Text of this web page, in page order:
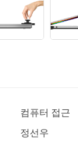
컴퓨터 접근
정선우